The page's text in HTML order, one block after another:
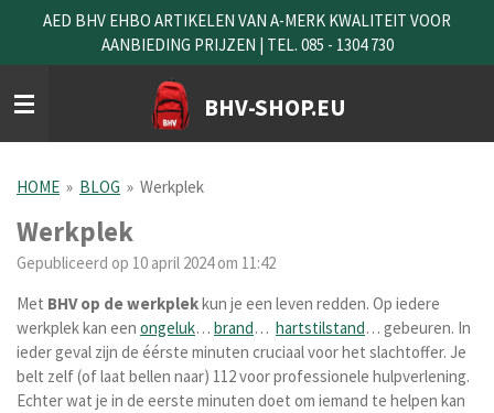
naar
de
hoofdinhoud
BHV-SHOP.EU
AED BHV EHBO ARTIKELEN VAN A-MERK KWALITEIT VOOR
AANBIEDING PRIJZEN | TEL. 085 - 1304 730
HOME » BLOG » Werkplek
Werkplek
Gepubliceerd op 10 april 2024 om 11:42
Met BHV op dewerkplekkun je een leven redden. Op iedere
werkplek kan een ongeluk… brand… hartstilstand… gebeuren. In
ieder geval zijn de éérste minuten cruciaal voor het slachtoffer. Je
belt zelf (of laat bellen naar) 112 voor professionele hulpverlening.
Echter wat je in de eerste minuten doet om iemand te helpen kan